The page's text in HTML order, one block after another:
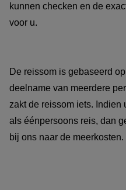
kunnen checken en de
voor u.
De reissom is gebaseerd
deelname van meerdere
zakt de reissom iets. Indien
als éénpersoons reis, dan
bij ons naar de meerkosten.